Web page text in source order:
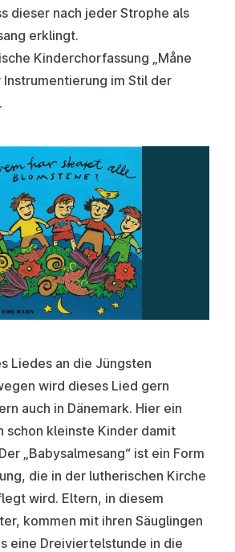
dieser nach jeder Strophe als
erklingt.
Kinderchorfassung „Måne
Instrumentierung im Stil der
Liedes an die Jüngsten
wird dieses Lied gern
auch in Dänemark. Hier ein
schon kleinste Kinder damit
„Babysalmesang“ ist ein Form
die in der lutherischen Kirche
wird. Eltern, in diesem
kommen mit ihren Säuglingen
eine Dreiviertelstunde in die